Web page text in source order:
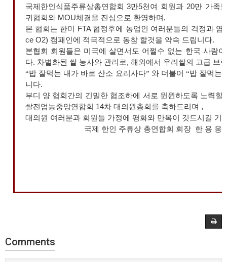
국제한인식품주류상총연합회 3만5천여 회원과 20만 가족
귀협회와 MOU체결을 진심으로 환영하며,
본 협회는 한미 FTA 협정후에 농업인 여러분들의 걱정과
ce O2) 캠패인에 적극적으로 동참 할것을 약속 드립니다.
본협회 회원들은 미국에 살면서도 어쩔수 없는 한국 사람
다. 차별화된 쌀 농사와 관리로, 해외에서 우리쌀의 고급 브
“밥 잘먹는 내가 바로 산소 요리사다” 와 더불어“밥 잘먹는
니다.
부디 양 협회간의 긴밀한 협조하에 서로 윈윈하도록 노력
쌀전업농중앙연합회 14차 대의원총회를 축하드리며 ,
대의원 여러분과 회원들 가정에 평화와 만복이 깃드시길 기
국제 한인 주류상 총연합회 회장 한 용 웅
Comments